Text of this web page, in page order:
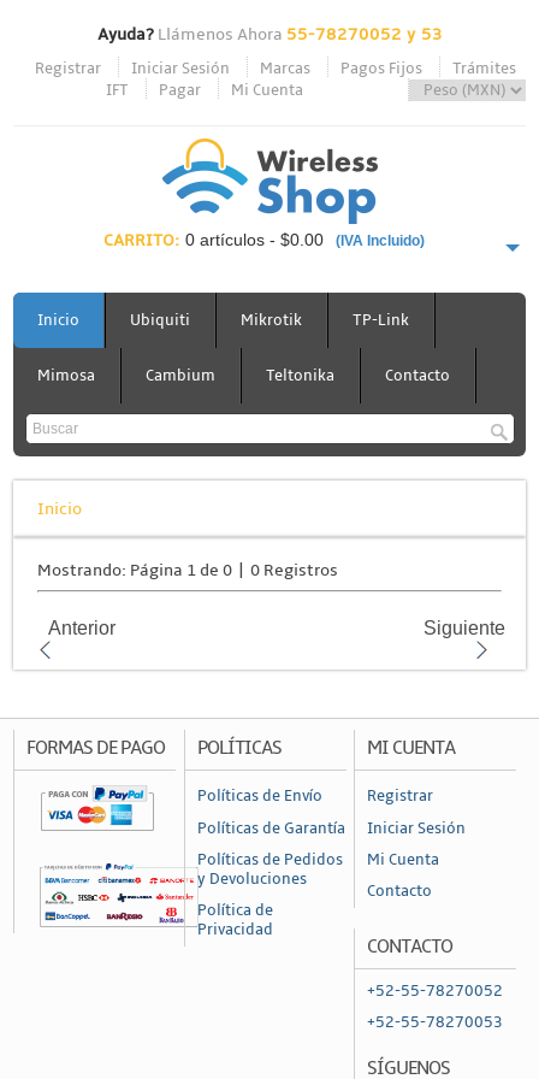
Ayuda?Llámenos Ahora 55-78270052 y 53
Registrar Iniciar Sesión Marcas Pagos Fijos
Trámites
IFT
Pagar Mi Cuenta
CARRITO: 0 artículos - $0.00 (IVA Incluido)
PAGAR AHORA
Inicio Ubiquiti Mikrotik TP-Link
Mimosa Cambium Teltonika Contacto
Inicio
Mostrando: Página 1 de 0 | 0 Registros
Anterior Siguiente
FORMAS DE PAGO POLÍTICAS
Políticas de Envío
Políticas de Garantía
Políticas de Pedidos
y Devoluciones
Política de
Privacidad
MI CUENTA
Registrar
Iniciar Sesión
Mi Cuenta
Contacto
CONTACTO
+52-55-78270052
+52-55-78270053
SÍGUENOS